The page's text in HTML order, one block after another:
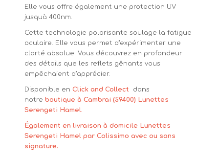
Elle vous offre également une protection UV
jusquà 400nm.
Cette technologie polarisante soulage la fatigue
oculaire. Elle vous permet d’expérimenter une
clarté absolue. Vous découvrez en profondeur
des détails que les reflets gênants vous
empêchaient d’apprécier.
Disponible en Click and Collect dans
notre boutique à Cambrai (59400) Lunettes
Serengeti Hamel.
Également en livraison à domicile Lunettes
Serengeti Hamel par Colissimo avec ou sans
signature.